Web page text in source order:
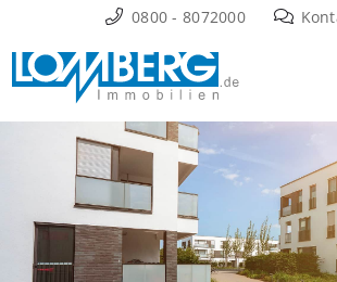
Inhalt
springen
0800 - 8072000